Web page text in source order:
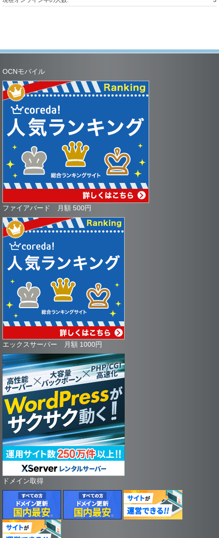
OCNモバイル
ファイアバード 月額 500円
エックスサーバー 月額 1000円
ドメイン取得